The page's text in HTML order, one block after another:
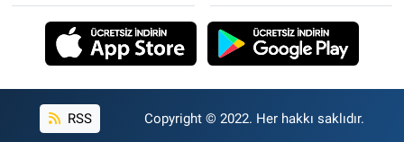
RSS Copyright © 2022. Her hakkı saklıdır.